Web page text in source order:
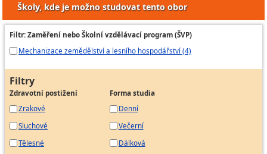
Školy, kde je možno studovat tento obor
Filtr: Zaměření nebo Školní vzdělávací program (ŠVP)
Mechanizace zemědělství a lesního hospodářství (4)
Filtry
Zdravotní postižení
Zrakové
Sluchové
Tělesné
Forma studia
Denní
Večerní
Dálková